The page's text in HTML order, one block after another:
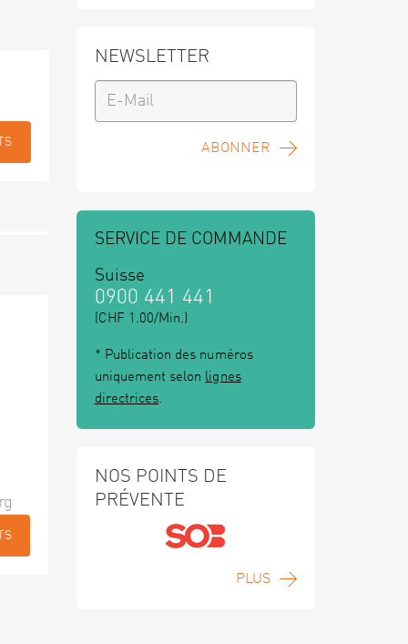
NEWSLETTER
ABONNER
SERVICE DE COMMANDE
Suisse
0900 441 441
(CHF 1.00/Min.)
* Publication des numéros
uniquement selon lignes
directrices.
NOS POINTS DE
PRÉVENTE
PLUS